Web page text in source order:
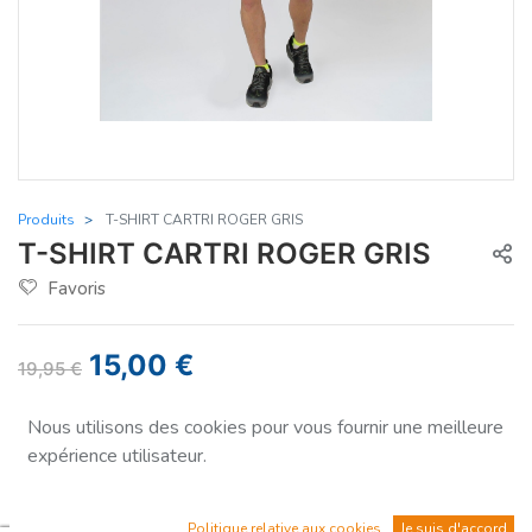
Produits T-SHIRT CARTRI ROGER GRIS
T-SHIRT CARTRI ROGER GRIS
Favoris
19,95€ 15,00 €
Vous économisez -25%
XXL
Nous utilisons des cookies pour vous fournir une meilleure
expérience utilisateur.